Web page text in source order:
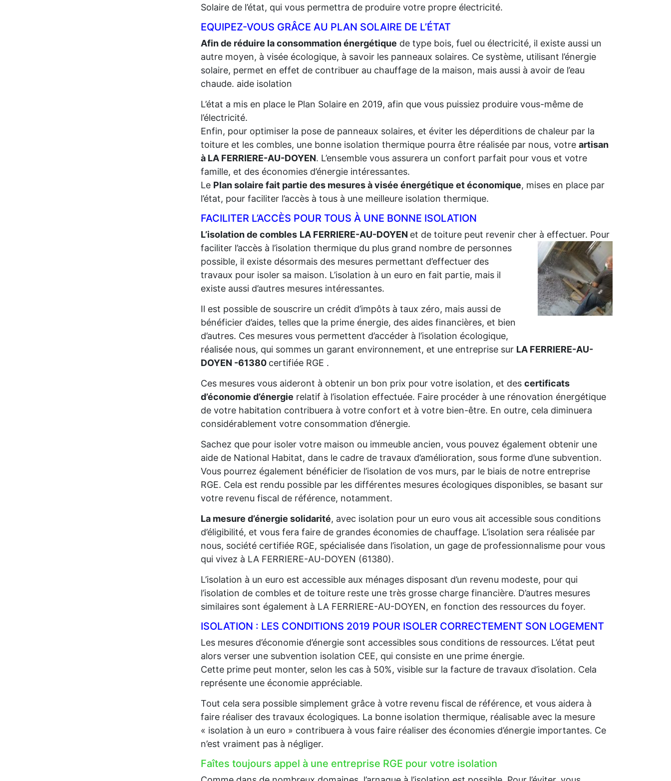
Solaire de l’état, qui vous permettra de produire votre propre électricité.
EQUIPEZ-VOUS GRÂCE AU PLAN SOLAIRE DE L’ÉTAT
Afin de réduire la consommation énergétique de type bois, fuel ou électricité, il existe aussi un
autre moyen, à visée écologique, à savoir les panneaux solaires. Ce système, utilisant l’énergie
solaire, permet en effet de contribuer au chauffage de la maison, mais aussi à avoir de l’eau
chaude. aide isolation
L’état a mis en place le Plan Solaire en 2019, afin que vous puissiez produire vous-même de
l’électricité.
Enfin, pour optimiser la pose de panneaux solaires, et éviter les déperditions de chaleur par la
toiture et les combles, une bonne isolation thermique pourra être réalisée par nous, votre artisan
à LA FERRIERE-AU-DOYEN. L’ensemble vous assurera un confort parfait pour vous et votre
famille, et des économies d’énergie intéressantes.
Le Plan solaire fait partie des mesures à visée énergétique et économique, mises en place par
l’état, pour faciliter l’accès à tous à une meilleure isolation thermique.
FACILITER L’ACCÈS POUR TOUS À UNE BONNE ISOLATION
L’isolation de combles LA FERRIERE-AU-DOYEN et de toiture peut revenir cher à effectuer. Pour
faciliter l’accès à l’isolation thermique du plus grand nombre de personnes
possible, il existe désormais des mesures permettant d’effectuer des
travaux pour isoler sa maison. L’isolation à un euro en fait partie, mais il
existe aussi d’autres mesures intéressantes.
Il est possible de souscrire un crédit d’impôts à taux zéro, mais aussi de
bénéficier d’aides, telles que la prime énergie, des aides financières, et bien
d’autres. Ces mesures vous permettent d’accéder à l’isolation écologique,
réalisée nous, qui sommes un garant environnement, et une entreprise sur LA FERRIERE-AU-
DOYEN -61380 certifiée RGE .
Ces mesures vous aideront à obtenir un bon prix pour votre isolation, et des certificats
d’économie d’énergie relatif à l’isolation effectuée. Faire procéder à une rénovation énergétique
de votre habitation contribuera à votre confort et à votre bien-être. En outre, cela diminuera
considérablement votre consommation d’énergie.
Sachez que pour isoler votre maison ou immeuble ancien, vous pouvez également obtenir une
aide de National Habitat, dans le cadre de travaux d’amélioration, sous forme d’une subvention.
Vous pourrez également bénéficier de l’isolation de vos murs, par le biais de notre entreprise
RGE. Cela est rendu possible par les différentes mesures écologiques disponibles, se basant sur
votre revenu fiscal de référence, notamment.
La mesure d’énergie solidarité, avec isolation pour un euro vous ait accessible sous conditions
d’éligibilité, et vous fera faire de grandes économies de chauffage. L’isolation sera réalisée par
nous, société certifiée RGE, spécialisée dans l’isolation, un gage de professionnalisme pour vous
qui vivez à LA FERRIERE-AU-DOYEN (61380).
L’isolation à un euro est accessible aux ménages disposant d’un revenu modeste, pour qui
l’isolation de combles et de toiture reste une très grosse charge financière. D’autres mesures
similaires sont également à LA FERRIERE-AU-DOYEN, en fonction des ressources du foyer.
ISOLATION : LES CONDITIONS 2019 POUR ISOLER CORRECTEMENT SON LOGEMENT
Les mesures d’économie d’énergie sont accessibles sous conditions de ressources. L’état peut
alors verser une subvention isolation CEE, qui consiste en une prime énergie.
Cette prime peut monter, selon les cas à 50%, visible sur la facture de travaux d’isolation. Cela
représente une économie appréciable.
Tout cela sera possible simplement grâce à votre revenu fiscal de référence, et vous aidera à
faire réaliser des travaux écologiques. La bonne isolation thermique, réalisable avec la mesure
« isolation à un euro » contribuera à vous faire réaliser des économies d’énergie importantes. Ce
n’est vraiment pas à négliger.
Faîtes toujours appel à une entreprise RGE pour votre isolation